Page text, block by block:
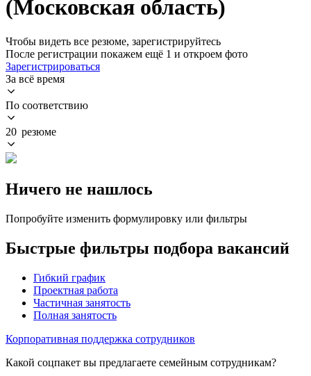
(Московская область)
Чтобы видеть все резюме, зарегистрируйтесь
После регистрации покажем ещё 1 и откроем фото
Зарегистрироваться
За всё время
По соответствию
20 резюме
Ничего не нашлось
Попробуйте изменить формулировку или фильтры
Быстрые фильтры подбора вакансий
Гибкий график
Проектная работа
Частичная занятость
Полная занятость
Корпоративная поддержка сотрудников
Какой соцпакет вы предлагаете семейным сотрудникам?